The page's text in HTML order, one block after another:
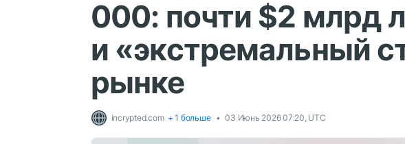
000: почти $2 млрд
и «экстремальный
рынке
incrypted.com + 1 больше 03 Июнь 2026 07:20, UTC